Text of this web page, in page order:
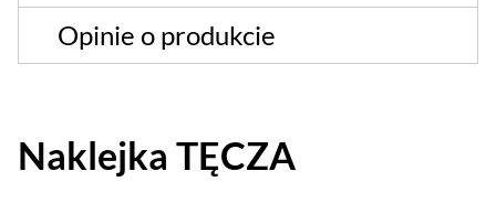
Opinie o produkcie
Naklejka TĘCZA